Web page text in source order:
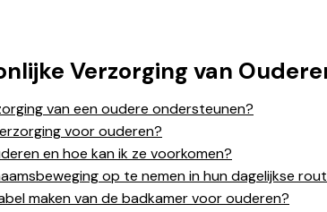
Verzorging van
van een oudere ondersteunen?
voor ouderen?
en hoe kan ik ze voorkomen?
op te nemen in hun dagelijkse
maken van de badkamer voor ouderen?